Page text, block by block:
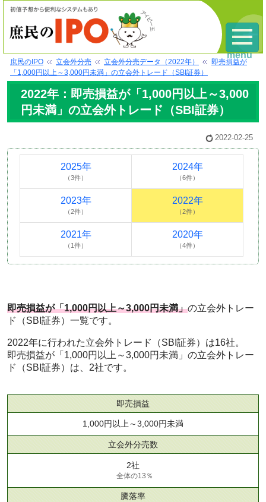
庶民のIPO 立会外分売 立会外分売データ（2022年）
即売損益が
「1,000円以上～3,000円未満」の立会外トレード（SBI証券）
2022年：即売損益が「1,000円以上～3,000
円未満」の立会外トレード（SBI証券）
2022-02-25
2025年
（3件）
2024年
（6件）
2023年
（2件）
2022年
（2件）
2021年
（1件）
2020年
（4件）
即売損益が「1,000円以上～3,000円未満」の立会外トレー
ド（SBI証券）一覧です。
2022年に行われた立会外トレード（SBI証券）は16社。
即売損益が「1,000円以上～3,000円未満」の立会外トレー
ド（SBI証券）は、2社です。
即売損益
1,000円以上～3,000円未満
立会外分売数
2社
全体の13％
騰落率
menu